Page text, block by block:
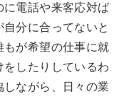
に電話や来客応対ば
分に合ってないと
が希望の仕事に就
したりしているわ
ながら、日々の業